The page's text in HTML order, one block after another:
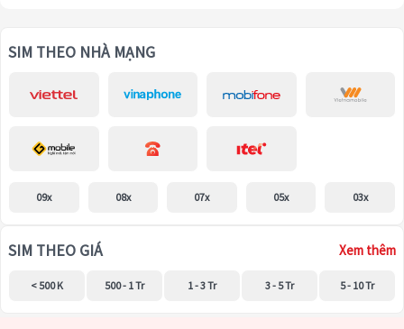
SIM THEO NHÀ MẠNG
09x 08x 07x 05x 03x
SIM THEO GIÁ Xem thêm
< 500 K 500 - 1 Tr 1 - 3 Tr 3 - 5 Tr 5 - 10 Tr